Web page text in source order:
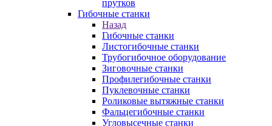
прутков
Гибочные станки
Назад
Гибочные станки
Листогибочные станки
Трубогибочное оборудование
Зиговочные станки
Профилегибочные станки
Пуклевочные станки
Роликовые вытяжные станки
Фальцегибочные станки
Угловысечные станки